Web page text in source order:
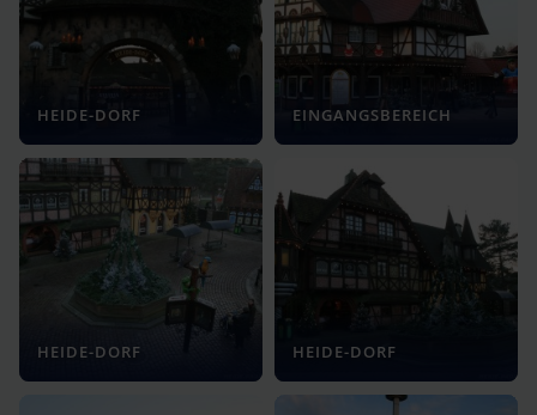
HEIDE-DORF EINGANGSBEREICH
HEIDE-DORF HEIDE-DORF